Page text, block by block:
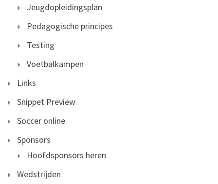
Jeugdopleidingsplan
Pedagogische principes
Testing
Voetbalkampen
Links
Snippet Preview
Soccer online
Sponsors
Hoofdsponsors heren
Wedstrijden